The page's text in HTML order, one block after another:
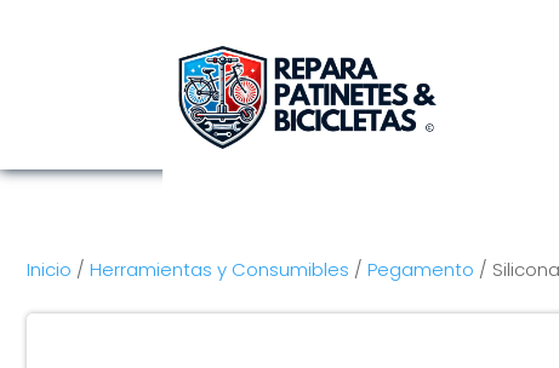
Inicio / Herramientas y Consumibles / Pegamento /